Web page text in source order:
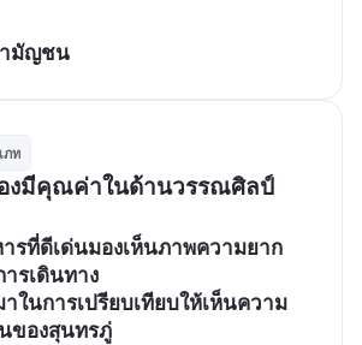
มัญชน
ภท
งมีคุณค่าในด้านวรรณศิลป์
รที่ดีเด่นมองเห็นภาพความยาก
รเดินทาง
ในการเปรียบเทียบให้เห็นความ
ของสุนทรภู่